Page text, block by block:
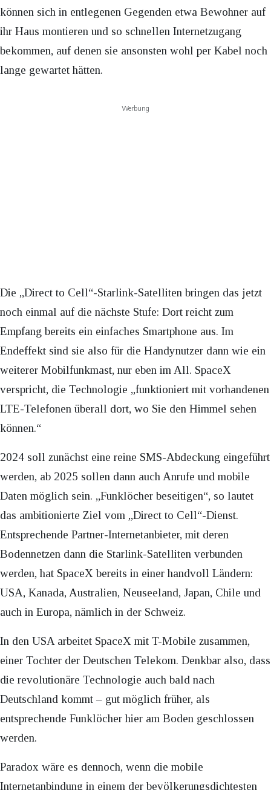
können sich in entlegenen Gegenden etwa Bewohner auf
ihr Haus montieren und so schnellen Internetzugang
bekommen, auf denen sie ansonsten wohl per Kabel noch
lange gewartet hätten.
Werbung
Die „Direct to Cell“-Starlink-Satelliten bringen das jetzt
noch einmal auf die nächste Stufe: Dort reicht zum
Empfang bereits ein einfaches Smartphone aus. Im
Endeffekt sind sie also für die Handynutzer dann wie ein
weiterer Mobilfunkmast, nur eben im All. SpaceX
verspricht, die Technologie „funktioniert mit vorhandenen
LTE-Telefonen überall dort, wo Sie den Himmel sehen
können.“
2024 soll zunächst eine reine SMS-Abdeckung eingeführt
werden, ab 2025 sollen dann auch Anrufe und mobile
Daten möglich sein. „Funklöcher beseitigen“, so lautet
das ambitionierte Ziel vom „Direct to Cell“-Dienst.
Entsprechende Partner-Internetanbieter, mit deren
Bodennetzen dann die Starlink-Satelliten verbunden
werden, hat SpaceX bereits in einer handvoll Ländern:
USA, Kanada, Australien, Neuseeland, Japan, Chile und
auch in Europa, nämlich in der Schweiz.
In den USA arbeitet SpaceX mit T-Mobile zusammen,
einer Tochter der Deutschen Telekom. Denkbar also, dass
die revolutionäre Technologie auch bald nach
Deutschland kommt – gut möglich früher, als
entsprechende Funklöcher hier am Boden geschlossen
werden.
Paradox wäre es dennoch, wenn die mobile
Internetanbindung in einem der bevölkerungsdichtesten